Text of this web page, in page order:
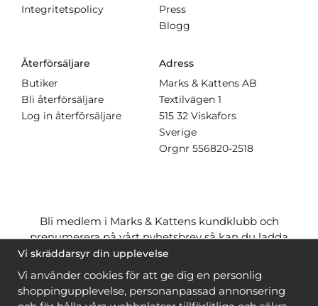
Integritetspolicy
Press
Blogg
Återförsäljare
Butiker
Bli återförsäljare
Log in återförsäljare
Adress
Marks & Kattens AB
Textilvägen 1
515 32 Viskafors
Sverige
Orgnr 556820-2518
Bli medlem i Marks & Kattens kundklubb och
prenumerera på vårt nyhetsbrev så kan du ladda
ner många mönstergratisoch få många
när du handlar garn till mönstret. Du ser vilka som
är
gratis när du är inloggad
Vi skräddarsyr din upplevelse
Vi använder cookies för att ge dig en personlig
shoppingupplevelse, personanpassad annonsering